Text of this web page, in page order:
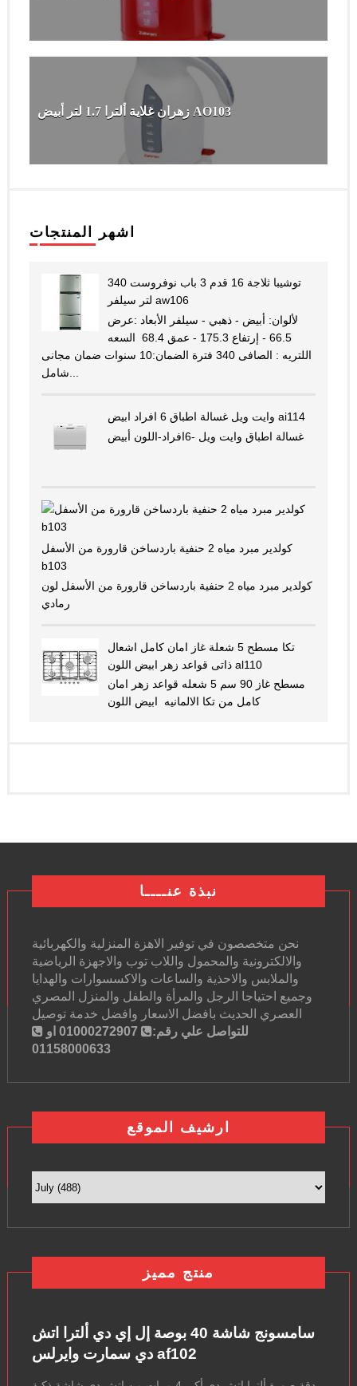
زهران غلاية ألترا 1.7 لتر أبيض AO103
اشهر المنتجات
توشيبا ثلاجة 16 قدم 3 باب نوفروست 340
لتر سيلفر aw106
لألوان: أبيض - ذهبي - سيلفر الأبعاد :عرض
66.5 - إرتفاع 175.3 - عمق 68.4 السعه
اللتريه : الصافى 340 فترة الضمان:10 سنوات ضمان مجانى
وايت ويل غسالة اطباق 6 افراد ابيض ai114
غسالة اطباق وايت ويل -6افراد-اللون أبيض
كولدير مبرد مياه 2 حنفية باردساخن قارورة من الأسفل
b103
كولدير مبرد مياه 2 حنفية باردساخن قارورة من الأسفل لون
رمادي
تكا مسطح 5 شعلة غاز امان كامل اشعال
ذاتى قواعد زهر ابيض اللون al110
مسطح غاز 90 سم 5 شعله قواعد زهر امان
كامل من تكا الالمانيه ابيض اللون
نبذة عنــــا
نحن متخصصون في توفير الاهزة المنزلية والكهربائية
والالكترونية والمحمول واللاب توب والاجهزة الرياضية
والملابس والاحذية والساعات والاكسسوارات والهدايا
وجميع احتياجا الرجل والمرأة والطفل والمنزل المصري
العصري الحديث بافضل الاسعار وافضل خدمة توصيل
للتواصل علي رقم:
01158000633
ارشيف الموقع
منتج مميز
سامسونج شاشة 40 بوصة إل إي دي ألترا اتش
دي سمارت وايرلس af102